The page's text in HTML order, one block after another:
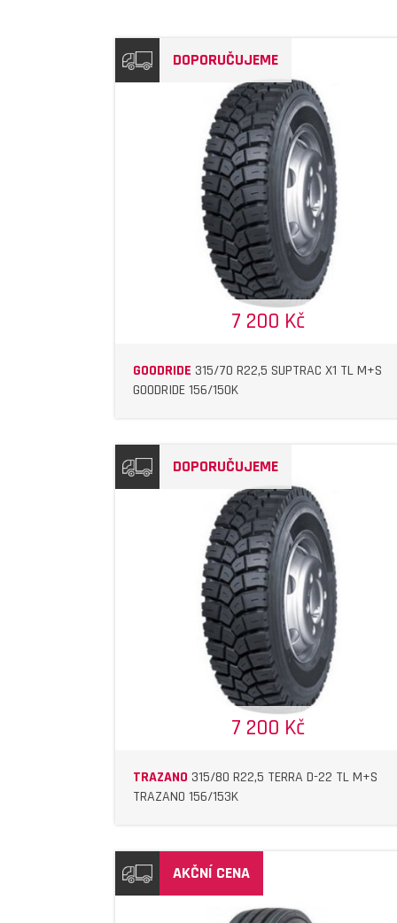
DOPORUČUJEME
7 200 Kč
GOODRIDE 315/70 R22,5 SUPTRAC X1 TL M+S
GOODRIDE 156/150K
DETAIL
DOPORUČUJEME
7 200 Kč
TRAZANO 315/80 R22,5 TERRA D-22 TL M+S
TRAZANO 156/153K
DETAIL
AKČNÍ CENA